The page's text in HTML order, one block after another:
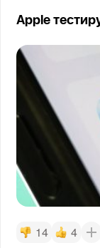
Apple
14 4